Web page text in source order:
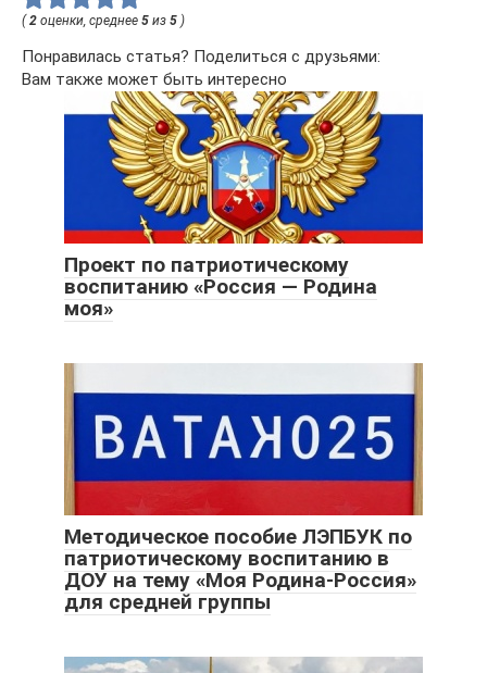
( 2 оценки, среднее 5 из 5 )
Понравилась статья? Поделиться с друзьями:
Вам также может быть интересно
Проект по патриотическому
воспитанию «Россия — Родина
моя»
Методическое пособие ЛЭПБУК по
патриотическому воспитанию в
ДОУ на тему «Моя Родина-Россия»
для средней группы